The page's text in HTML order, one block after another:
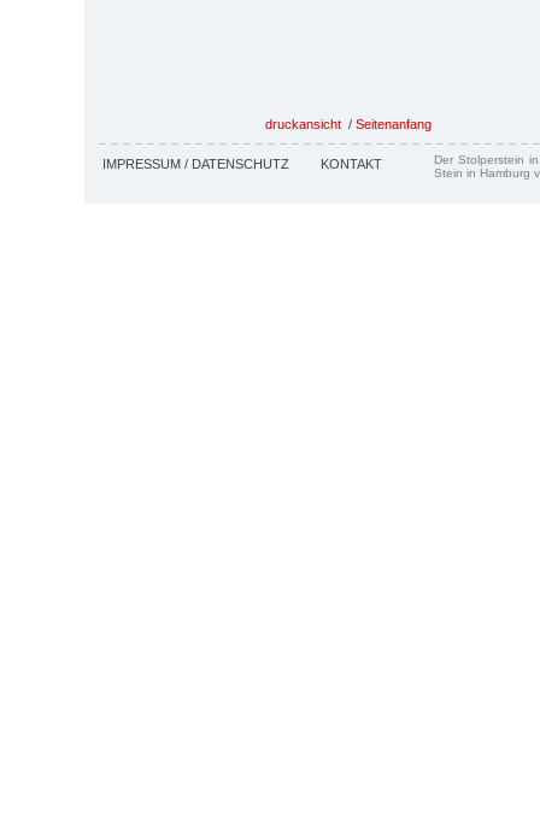
druckansicht / Seitenanfang
IMPRESSUM / DATENSCHUTZ KONTAKT
Der Stolperstein
Stein in Hamburg